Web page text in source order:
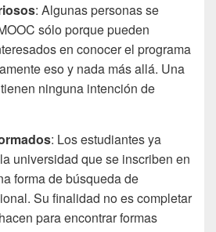
: Algunas personas se
sólo porque pueden
​​en conocer el programa
eso y nada más allá. Una
ninguna intención de
: Los estudiantes ya
universidad que se inscriben en
forma de búsqueda de
Su finalidad no es completar
para encontrar formas